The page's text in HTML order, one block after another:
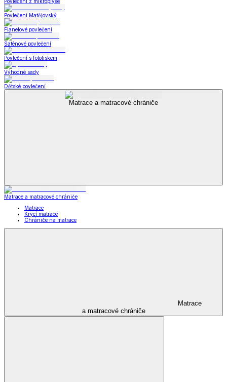
Povlečení Matějovský
Flanelové povlečení
Saténové povlečení
Povlečení s fototiskem
Výhodné sady
Dětské povlečení
Matrace a matracové chrániče
Matrace a matracové chrániče
Matrace
Krycí matrace
Chrániče na matrace
Matrace
a matracové chrániče